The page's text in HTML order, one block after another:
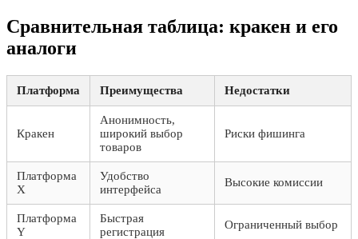
Сравнительная таблица: кракен и его
аналоги
Платформа Преимущества Недостатки
Кракен
Анонимность,
широкий выбор
товаров
Риски фишинга
Платформа
X
Удобство
интерфейса
Высокие комиссии
Платформа
Y
Быстрая
регистрация
Ограниченный выбор